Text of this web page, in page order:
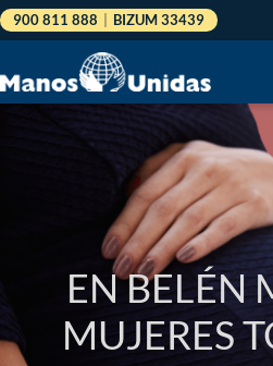
900 811 888 BIZUM 33439
EN BELÉN
MUJERES